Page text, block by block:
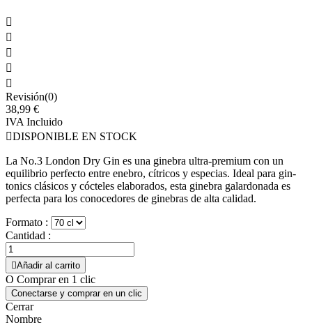





Revisión(0)
38,99 €
IVA Incluido
DISPONIBLE EN STOCK
La No.3 London Dry Gin es una ginebra ultra-premium con un
equilibrio perfecto entre enebro, cítricos y especias. Ideal para gin-
tonics clásicos y cócteles elaborados, esta ginebra galardonada es
perfecta para los conocedores de ginebras de alta calidad.
Formato :
Cantidad :
Añadir al carrito
O Comprar en 1 clic
Conectarse y comprar en un clic
Cerrar
Nombre